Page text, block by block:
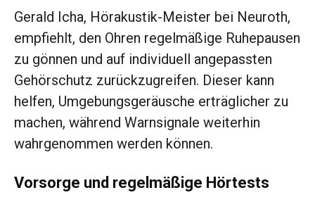
Gerald Icha, Hörakustik-Meister bei Neuroth,
empfiehlt, den Ohren regelmäßige Ruhepausen
zu gönnen und auf individuell angepassten
Gehörschutz zurückzugreifen. Dieser kann
helfen, Umgebungsgeräusche erträglicher zu
machen, während Warnsignale weiterhin
wahrgenommen werden können.
Vorsorge und regelmäßige Hörtests